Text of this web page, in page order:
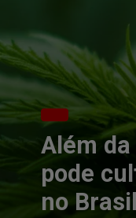
Além
pode
no